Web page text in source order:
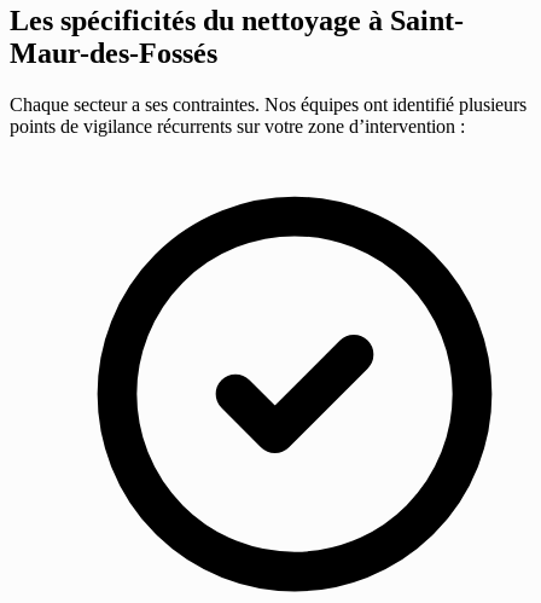
Les spécificités du nettoyage à Saint-
Maur-des-Fossés
Chaque secteur a ses contraintes. Nos équipes ont identifié plusieurs
points de vigilance récurrents sur votre zone d’intervention :